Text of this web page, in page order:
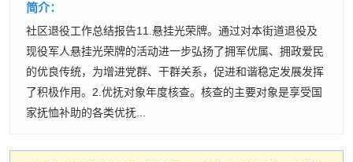
简介：
社区退役工作总结报告11.悬挂光荣牌。通过对本街道退役及
现役军人悬挂光荣牌的活动进一步弘扬了拥军优属、拥政爱民
的优良传统，为增进党群、干群关系，促进和谐稳定发展发挥
了积极作用。2.优抚对象年度核查。核查的主要对象是享受国
家抚恤补助的各类优抚...